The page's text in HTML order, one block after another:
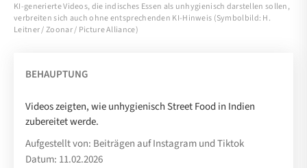
KI-generierte Videos, die indisches Essen als unhygienisch darstellen sollen,
verbreiten sich auch ohne entsprechenden KI-Hinweis (Symbolbild: H.
Leitner / Zoonar / Picture Alliance)
BEHAUPTUNG
Videos zeigten, wie unhygienisch Street Food in Indien
zubereitet werde.
Aufgestellt von: Beiträgen auf Instagram und Tiktok
Datum: 11.02.2026